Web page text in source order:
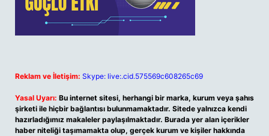
Reklam ve İletişim: Skype: live:.cid.575569c608265c69
Yasal Uyarı: Bu internet sitesi, herhangi bir marka, kurum veya şahıs
şirketi ile hiçbir bağlantısı bulunmamaktadır. Sitede yalnızca kendi
hazırladığımız makaleler paylaşılmaktadır. Burada yer alan içerikler
haber niteliği taşımamakta olup, gerçek kurum ve kişiler hakkında